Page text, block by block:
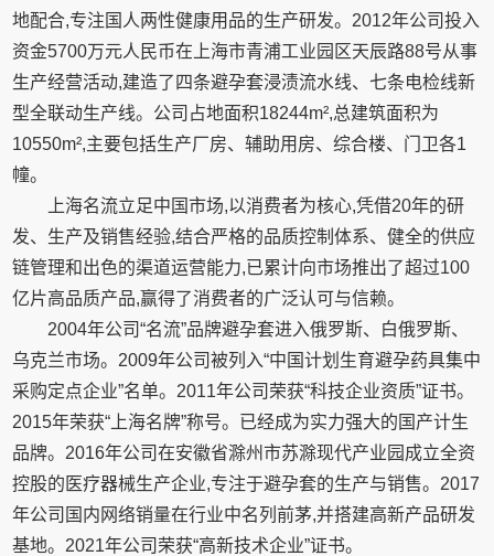
地配合,专注国人两性健康用品的生产研发。2012年公司投入
资金5700万元人民币在上海市青浦工业园区天辰路88号从事
生产经营活动,建造了四条避孕套浸渍流水线、七条电检线新
型全联动生产线。公司占地面积18244m²,总建筑面积为
10550m²,主要包括生产厂房、辅助用房、综合楼、门卫各1
幢。
上海名流立足中国市场,以消费者为核心,凭借20年的研
发、生产及销售经验,结合严格的品质控制体系、健全的供应
链管理和出色的渠道运营能力,已累计向市场推出了超过100
亿片高品质产品,赢得了消费者的广泛认可与信赖。
2004年公司“名流”品牌避孕套进入俄罗斯、白俄罗斯、
乌克兰市场。2009年公司被列入“中国计划生育避孕药具集中
采购定点企业”名单。2011年公司荣获“科技企业资质”证书。
2015年荣获“上海名牌”称号。已经成为实力强大的国产计生
品牌。2016年公司在安徽省滁州市苏滁现代产业园成立全资
控股的医疗器械生产企业,专注于避孕套的生产与销售。2017
年公司国内网络销量在行业中名列前茅,并搭建高新产品研发
基地。2021年公司荣获“高新技术企业”证书。